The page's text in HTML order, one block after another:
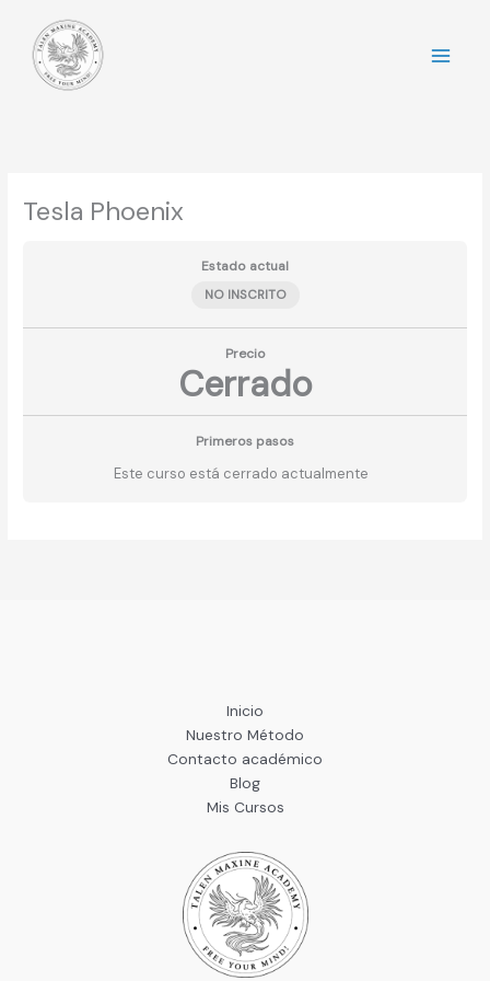
contenido
Tesla Phoenix
Estado actual
NO INSCRITO
Precio
Cerrado
Primeros pasos
Este curso está cerrado actualmente
Inicio
Nuestro Método
Contacto académico
Blog
Mis Cursos